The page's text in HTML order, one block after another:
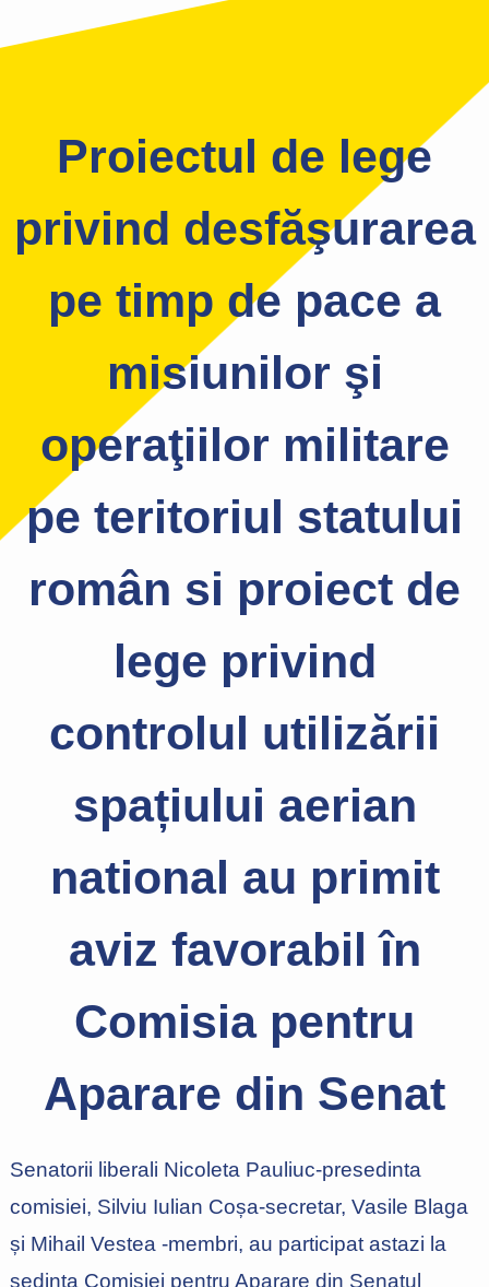
Proiectul de lege
privind desfăşurarea
pe timp de pace a
misiunilor şi
operaţiilor militare
pe teritoriul statului
român si proiect de
lege privind
controlul utilizării
spațiului aerian
national au primit
aviz favorabil în
Comisia pentru
Aparare din Senat
Senatorii liberali Nicoleta Pauliuc-presedinta
comisiei, Silviu Iulian Coșa-secretar, Vasile Blaga
și Mihail Vestea -membri, au participat astazi la
sedinta Comisiei pentru Aparare din Senatul